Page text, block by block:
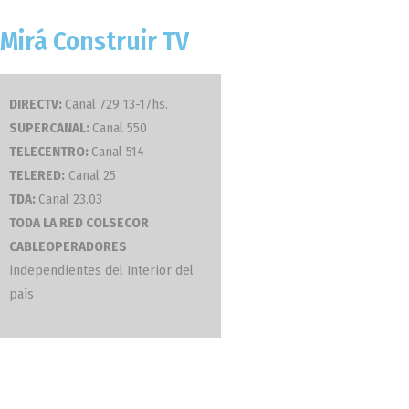
Mirá Construir TV
DIRECTV: Canal 729 13-17hs.
SUPERCANAL: Canal 550
TELECENTRO: Canal 514
TELERED: Canal 25
TDA: Canal 23.03
TODA LA RED COLSECOR
CABLEOPERADORES
independientes del Interior del
país